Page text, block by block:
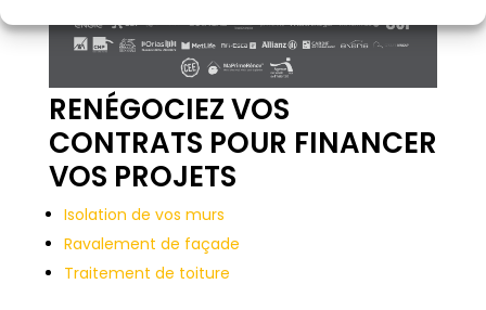
RENÉGOCIEZ VOS
CONTRATS POUR FINANCER
VOS PROJETS
Isolation de vos murs
Ravalement de façade
Traitement de toiture